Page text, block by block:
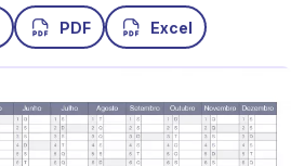
PDF Excel